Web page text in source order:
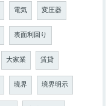
電気 変圧器
表面利回り
大家業 賃貸
境界 境界明示